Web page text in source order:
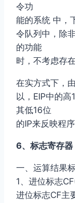
令功
能的系统 中，
令队列中，除
的功能
时，不考虑存
在实方式下，
以，EIP中的
其低16位
的IP来反映程
6、标志寄存器
一、运算结果
1、进位标志
进位标志CF主